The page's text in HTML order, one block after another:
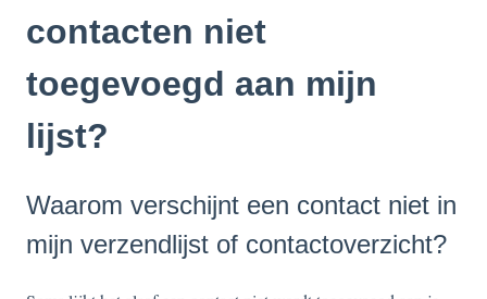
contacten niet
toegevoegd aan mijn
lijst?
Waarom verschijnt een contact niet in
mijn verzendlijst of contactoverzicht?